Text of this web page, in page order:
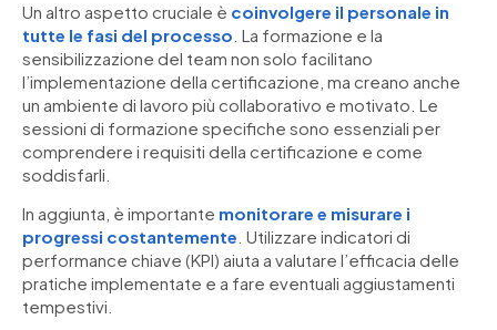
Un altro aspetto cruciale è coinvolgere il personale in
tutte le fasi del processo . La formazione e la
sensibilizzazione del team non solo facilitano
l’implementazione della certificazione, ma creano anche
un ambiente di lavoro più collaborativo e motivato. Le
sessioni di formazione specifiche sono essenziali per
comprendere i requisiti della certificazione e come
soddisfarli.
In aggiunta, è importante monitorare e misurare i
progressi costantemente . Utilizzare indicatori di
performance chiave (KPI) aiuta a valutare l’efficacia delle
pratiche implementate e a fare eventuali aggiustamenti
tempestivi.